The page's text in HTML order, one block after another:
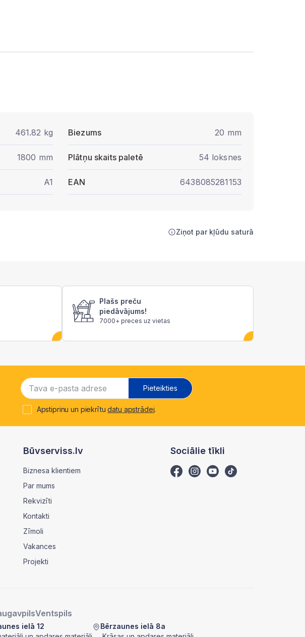
461.82 kg Biezums 20 mm
1800 mm Plātņu skaits paletē 54 loksnes
A1 EAN 6438085281153
Ziņot par kļūdu saturā
Plašs preču
piedāvājums!
7000+ preces uz vietas
Pieteikties
Apstiprinu un piekrītudatu apstrādei.
Būvserviss.lv
Biznesa klientiem
Par mums
Rekvizīti
Kontakti
Zīmoli
Vakances
Projekti
Sociālie tīkli
Ventspils
ielā 12
Bērzaunes ielā 8a